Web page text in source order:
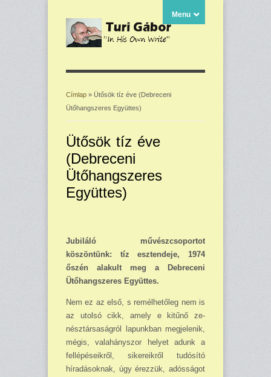
Menu
Jelenlegi hely
Címlap » Ütősök tíz éve (Debreceni
Ütőhangszeres Együttes)
Ütősök tíz éve
(Debreceni
Ütőhangszeres
Együttes)
Jubiláló művészcsoportot
köszöntünk: tíz esztendeje, 1974
őszén alakult meg a Debreceni
Ütőhangszeres Együttes.
Nem ez az első, s remélhetőleg nem is
az utol­só cikk, amely e kitűnő ze­
nésztársaságról lapunkban megjelenik,
mégis, vala­hányszor helyet adunk a
fel­lépéseikről, sikereikről tudó­sító
híradásoknak, úgy érez­zük, adósságot